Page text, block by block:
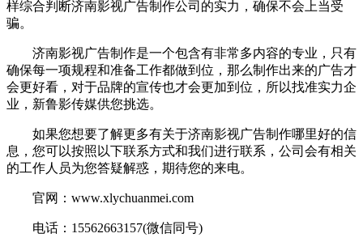
样综合判断济南影视广告制作公司的实力，确保不会上当受
骗。
济南影视广告制作是一个包含有非常多内容的专业，只有
确保每一项规程和准备工作都做到位，那么制作出来的广告才
会更好看，对于品牌的宣传也才会更加到位，所以找准实力企
业，新鲁影传媒供您挑选。
如果您想要了解更多有关于济南影视广告制作哪里好的信
息，您可以按照以下联系方式和我们进行联系，公司会有相关
的工作人员为您答疑解惑，期待您的来电。
官网：www.xlychuanmei.com
电话：15562663157(微信同号)